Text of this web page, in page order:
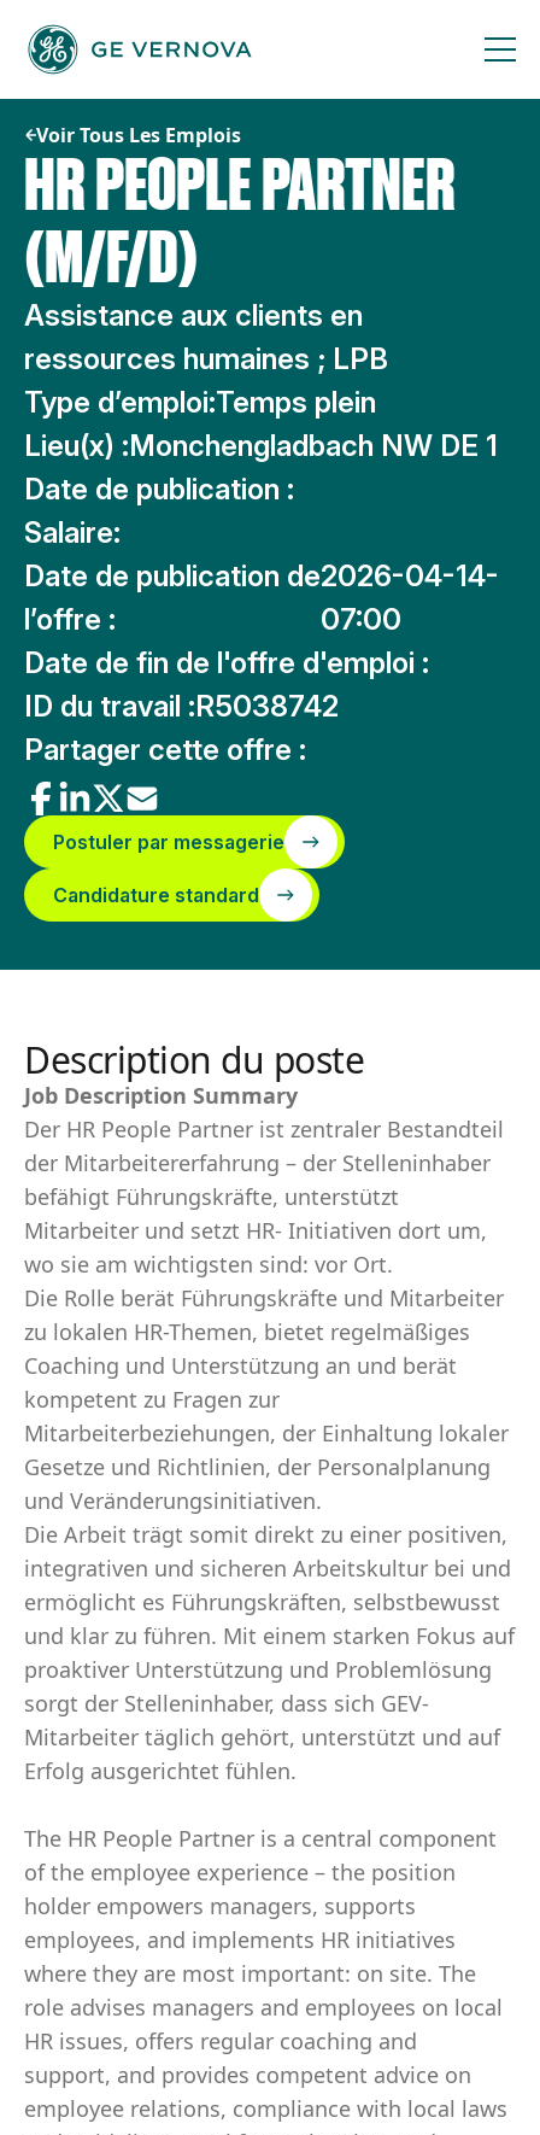
contenu
Voir Tous Les Emplois
HR PEOPLE PARTNER
(M/F/D)
Assistance aux clients en
ressources humaines ; LPB
Type d’emploi:Temps plein
Lieu(x) :Monchengladbach NW DE 1
Date de publication :
Salaire:
Date de publication de
l’offre :
2026-04-14-
07:00
Date de fin de l'offre d'emploi :
ID du travail :R5038742
Partager cette offre :
Postuler par messagerie
Candidature standard
Description du poste
Job Description Summary
Der HR People Partner ist zentraler Bestandteil
der Mitarbeitererfahrung – der Stelleninhaber
befähigt Führungskräfte, unterstützt
Mitarbeiter und setzt HR- Initiativen dort um,
wo sie am wichtigsten sind: vor Ort.
Die Rolle berät Führungskräfte und Mitarbeiter
zu lokalen HR-Themen, bietet regelmäßiges
Coaching und Unterstützung an und berät
kompetent zu Fragen zur
Mitarbeiterbeziehungen, der Einhaltung lokaler
Gesetze und Richtlinien, der Personalplanung
und Veränderungsinitiativen.
Die Arbeit trägt somit direkt zu einer positiven,
integrativen und sicheren Arbeitskultur bei und
ermöglicht es Führungskräften, selbstbewusst
und klar zu führen. Mit einem starken Fokus auf
proaktiver Unterstützung und Problemlösung
sorgt der Stelleninhaber, dass sich GEV-
Mitarbeiter täglich gehört, unterstützt und auf
Erfolg ausgerichtet fühlen.
The HR People Partner is a central component
of the employee experience – the position
holder empowers managers, supports
employees, and implements HR initiatives
where they are most important: on site. The
role advises managers and employees on local
HR issues, offers regular coaching and
support, and provides competent advice on
employee relations, compliance with local laws